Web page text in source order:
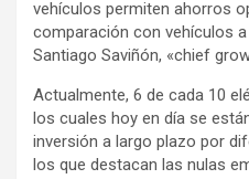
vehículos permiten ahorros
comparación con vehículos
Santiago Saviñón, «chief
Actualmente, 6 de cada 10
los cuales hoy en día se
inversión a largo plazo por
los que destacan las nulas